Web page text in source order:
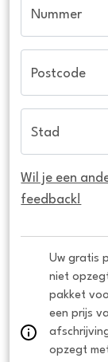
Nummer
Postcode
Stad
Wil je een
feedback!
Uw gratis
niet
pakket
een prijs
opzegt